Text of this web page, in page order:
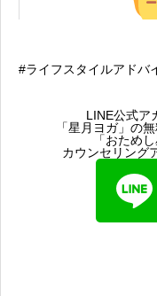
#ライフスタイルアドバ
LINE公式ア
「星月ヨガ」の
「おため
カウンセリング